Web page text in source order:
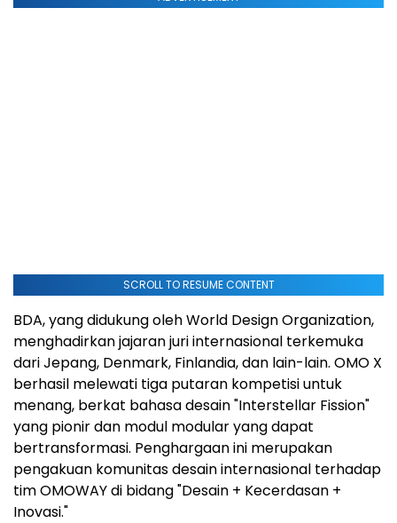
SCROLL TO RESUME CONTENT
BDA, yang didukung oleh World Design Organization,
menghadirkan jajaran juri internasional terkemuka
dari Jepang, Denmark, Finlandia, dan lain-lain. OMO X
berhasil melewati tiga putaran kompetisi untuk
menang, berkat bahasa desain "Interstellar Fission"
yang pionir dan modul modular yang dapat
bertransformasi. Penghargaan ini merupakan
pengakuan komunitas desain internasional terhadap
tim OMOWAY di bidang "Desain + Kecerdasan +
Inovasi."